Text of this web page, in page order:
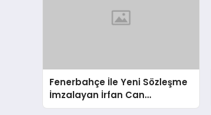
Fenerbahçe İle Yeni Sözleşme
İmzalayan İrfan Can
Kahveci’nin Maaşı %100 Arttı